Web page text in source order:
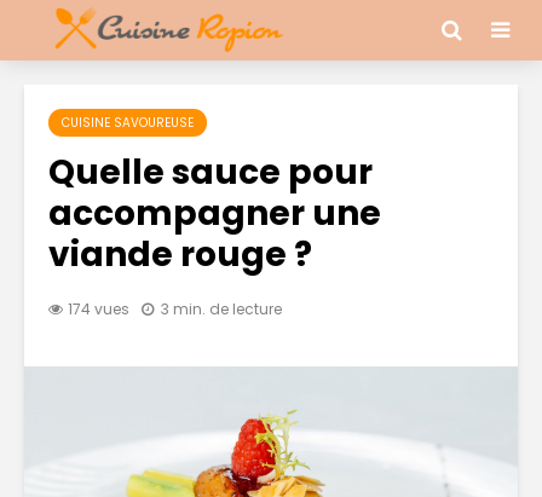
CUISINE SAVOUREUSE
Quelle sauce pour
accompagner une
viande rouge ?
174 vues 3 min. de lecture